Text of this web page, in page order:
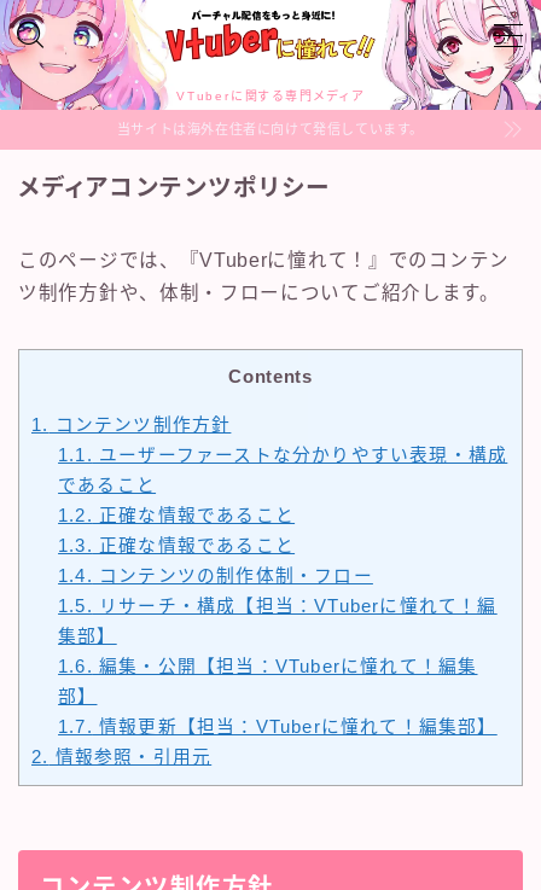
VTuberに関する専門メディア
MENU
Sitemap
当サイトは海外在住者に向けて発信しています。
メディアコンテンツポリシー
このページでは、『VTuberに憧れて！』でのコンテン
ツ制作方針や、体制・フローについてご紹介します。
Contents
1.
コンテンツ制作方針
1.1. ユーザーファーストな分かりやすい表現・構成
であること
1.2. 正確な情報であること
1.3. 正確な情報であること
1.4. コンテンツの制作体制・フロー
1.5.
リサーチ・構成【担当：VTuberに憧れて！編
集部】
1.6. 編集・公開【担当：VTuberに憧れて！編集
部】
1.7. 情報更新【担当：VTuberに憧れて！編集部】
2. 情報参照・引用元